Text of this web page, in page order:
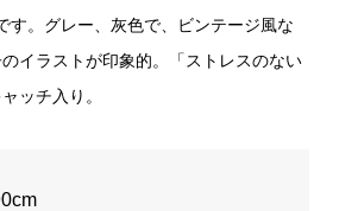
す。グレー、灰色で、ビンテージ風な
イラストが印象的。「ストレスのない
ッチ入り。